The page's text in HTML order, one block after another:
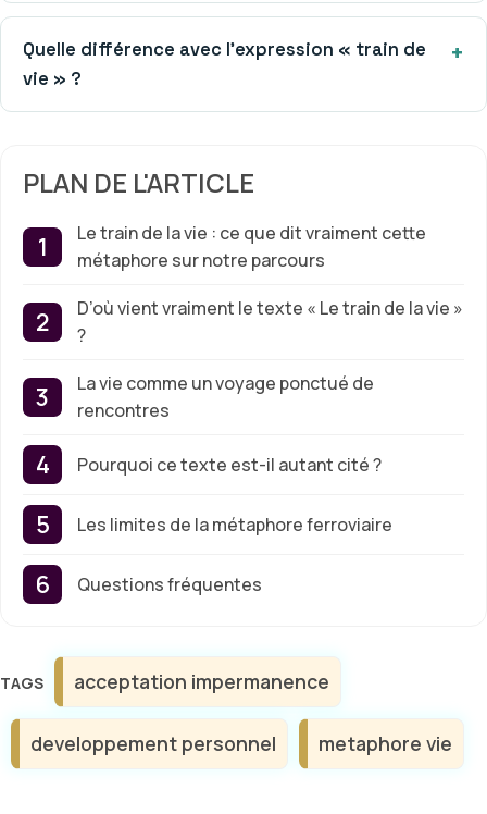
Quelle différence avec l’expression « train de
vie » ?
PLAN DE L'ARTICLE
Le train de la vie : ce que dit vraiment cette
métaphore sur notre parcours
D’où vient vraiment le texte « Le train de la vie »
?
La vie comme un voyage ponctué de
rencontres
Pourquoi ce texte est-il autant cité ?
Les limites de la métaphore ferroviaire
Questions fréquentes
Étiquettes
acceptation impermanence
developpement personnel metaphore vie